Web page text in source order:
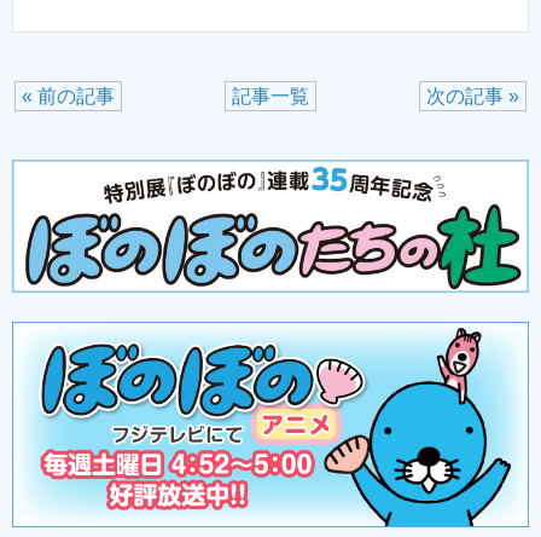
次の記事 »
記事一覧
« 前の記事